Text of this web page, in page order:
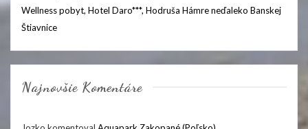
Wellness pobyt, Hotel Daro***, Hodruša Hámre neďaleko Banskej
Štiavnice
Najnovšie Komentáre